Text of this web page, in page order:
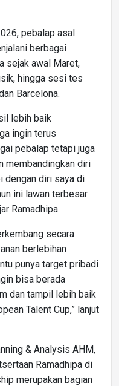
pebalap asal
berbagai
sejak awal Maret,
hingga sesi tes
Barcelona.
lebih baik
ingin terus
pebalap tetapi juga
membandingkan diri
dengan diri saya di
ini lawan terbesar
Ramadhipa.
secara
berlebihan
punya target pribadi
bisa berada
dan tampil lebih baik
Talent Cup,” lanjut
& Analysis AHM,
Ramadhipa di
merupakan bagian